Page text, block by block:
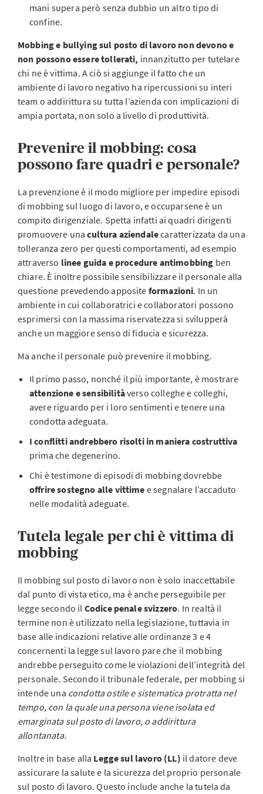
mani supera però senza dubbio un altro tipo di
confine.
Mobbing e bullying sul posto di lavoro non devono e
non possono essere tollerati, innanzitutto per tutelare
chi ne è vittima. A ciò si aggiunge il fatto che un
ambiente di lavoro negativo ha ripercussioni su interi
team o addirittura su tutta l’azienda con implicazioni di
ampia portata, non solo a livello di produttività.
Prevenire il mobbing: cosa
possono fare quadri e personale?
La prevenzione è il modo migliore per impedire episodi
di mobbing sul luogo di lavoro, e occuparsene è un
compito dirigenziale. Spetta infatti ai quadri dirigenti
promuovere una cultura aziendalecaratterizzata da una
tolleranza zero per questi comportamenti, ad esempio
attraverso linee guida e procedure antimobbing ben
chiare. È inoltre possibile sensibilizzare il personale alla
questione prevedendo apposite formazioni. In un
ambiente in cui collaboratrici e collaboratori possono
esprimersi con la massima riservatezza si svilupperà
anche un maggiore senso di fiducia e sicurezza.
Ma anche il personale può prevenire il mobbing.
Il primo passo, nonché il più importante, è mostrare
attenzione e sensibilitàverso colleghe e colleghi,
avere riguardo per i loro sentimenti e tenere una
condotta adeguata.
I conflitti andrebbero risolti in maniera costruttiva
prima che degenerino.
Chi è testimone di episodi di mobbing dovrebbe
offrire sostegno alle vittime e segnalare l’accaduto
nelle modalità adeguate.
Tutela legale per chi è vittima di
mobbing
Il mobbing sul posto di lavoro non è solo inaccettabile
dal punto di vista etico, ma è anche perseguibile per
legge secondo il Codice penale svizzero. In realtà il
termine non è utilizzato nella legislazione, tuttavia in
base alle indicazioni relative alle ordinanze 3 e 4
concernenti la legge sul lavoro pare che il mobbing
andrebbe perseguito come le violazioni dell’integrità del
personale. Secondo il tribunale federale, per mobbing si
intende una condotta ostile e sistematica protratta nel
tempo, con la quale una persona viene isolata ed
emarginata sul posto di lavoro, o addirittura
allontanata.
Inoltre in base alla Legge sul lavoro (LL) il datore deve
assicurare la salute e la sicurezza del proprio personale
sul posto di lavoro. Questo include anche la tutela da